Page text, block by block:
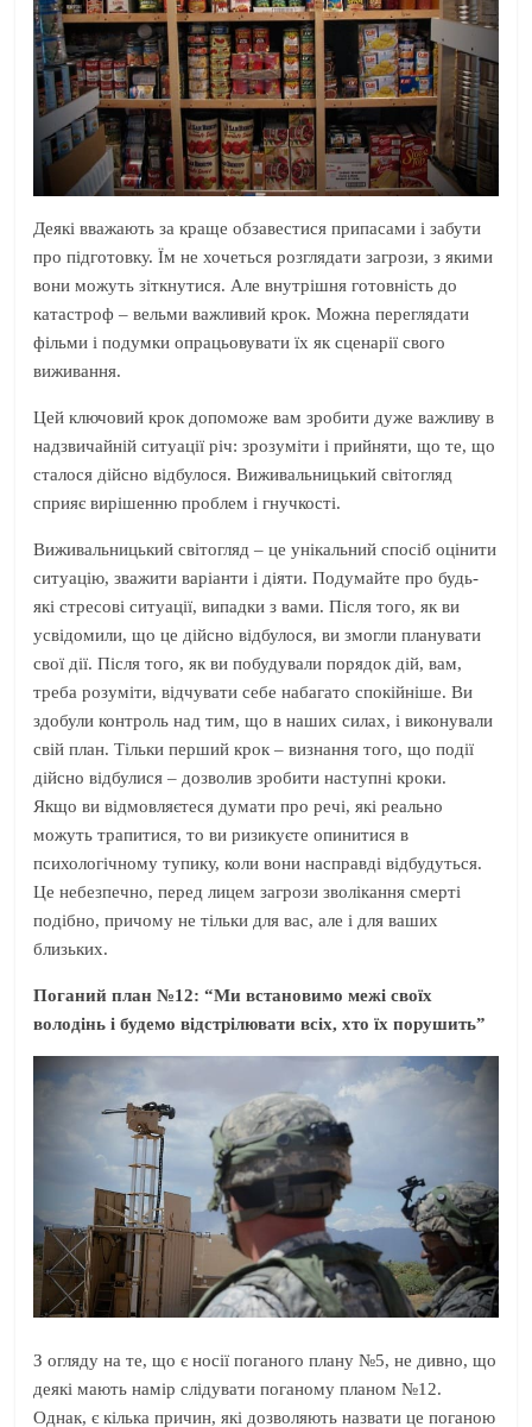
Деякі вважають за краще обзавестися припасами і забути
про підготовку. Їм не хочеться розглядати загрози, з якими
вони можуть зіткнутися. Але внутрішня готовність до
катастроф – вельми важливий крок. Можна переглядати
фільми і подумки опрацьовувати їх як сценарії свого
виживання.
Цей ключовий крок допоможе вам зробити дуже важливу в
надзвичайній ситуації річ: зрозуміти і прийняти, що те, що
сталося дійсно відбулося. Виживальницький світогляд
сприяє вирішенню проблем і гнучкості.
Виживальницький світогляд – це унікальний спосіб оцінити
ситуацію, зважити варіанти і діяти. Подумайте про будь-
які стресові ситуації, випадки з вами. Після того, як ви
усвідомили, що це дійсно відбулося, ви змогли планувати
свої дії. Після того, як ви побудували порядок дій, вам,
треба розуміти, відчувати себе набагато спокійніше. Ви
здобули контроль над тим, що в наших силах, і виконували
свій план. Тільки перший крок – визнання того, що події
дійсно відбулися – дозволив зробити наступні кроки.
Якщо ви відмовляєтеся думати про речі, які реально
можуть трапитися, то ви ризикуєте опинитися в
психологічному тупику, коли вони насправді відбудуться.
Це небезпечно, перед лицем загрози зволікання смерті
подібно, причому не тільки для вас, але і для ваших
близьких.
Поганий план №12: “Ми встановимо межі своїх
володінь і будемо відстрілювати всіх, хто їх порушить”
З огляду на те, що є носії поганого плану №5, не дивно, що
деякі мають намір слідувати поганому планом №12.
Однак, є кілька причин, які дозволяють назвати це поганою